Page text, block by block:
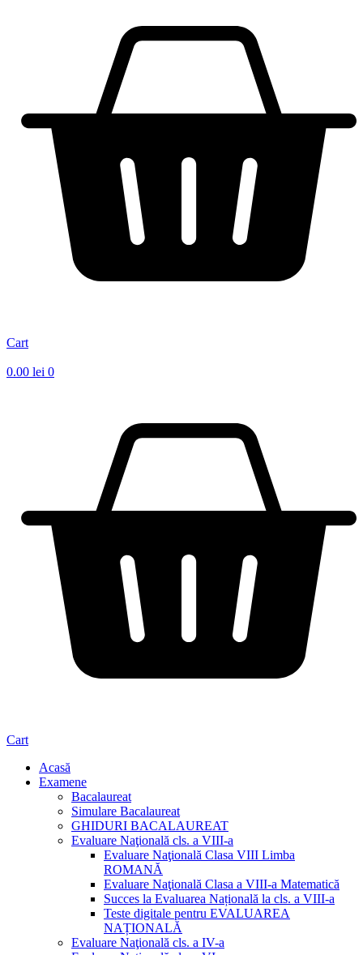
Cart
0.00 lei 0
Cart
Acasă
Examene
Bacalaureat
Simulare Bacalaureat
GHIDURI BACALAUREAT
Evaluare Naţională cls. a VIII-a
Evaluare Naţională Clasa VIII Limba
ROMANĂ
Evaluare Naţională Clasa a VIII-a Matematică
Succes la Evaluarea Națională la cls. a VIII-a
Teste digitale pentru EVALUAREA
NAȚIONALĂ
Evaluare Naţională cls. a IV-a